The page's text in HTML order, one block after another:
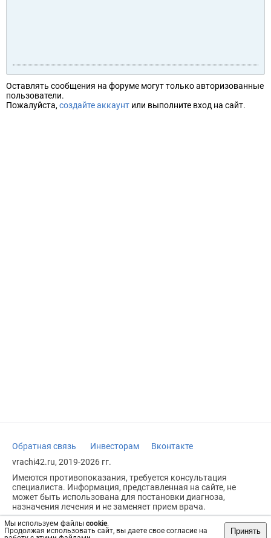
Мы используем файлы cookie.
Продолжая использовать сайт, вы даете свое согласие на
Принять
Оставлять сообщения на форуме могут только авторизованные
пользователи.
Пожалуйста, создайте аккаунт или выполните вход на сайт.
Обратная связь Инвесторам
Вконтакте
vrachi42.ru, 2019-2026 гг.
Имеются противопоказания, требуется консультация
специалиста. Информация, представленная на сайте, не
может быть использована для постановки диагноза,
назначения лечения и не заменяет прием врача.
Возрастное ограничение: 18+